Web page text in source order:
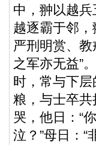
中，翀以越
越逐霸于邻
严刑明赏、
之军亦无益”
时，常与下
粮，与士卒
哭，他日：“
泣？”母日：